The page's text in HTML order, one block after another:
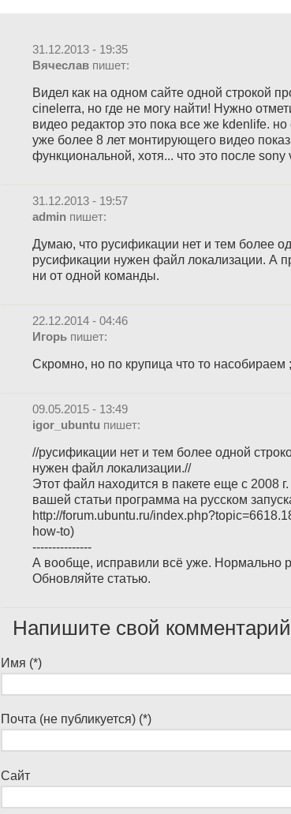
31.12.2013 - 19:35
Вячеслав пишет:
Видел как на одном сайте одной строкой
cinelerra, но где не могу найти! Нужно
видео редактор это пока все же kdenlife.
уже более 8 лет монтирующего видео
функциональной, хотя... что это после sony
31.12.2013 - 19:57
admin пишет:
Думаю, что русификации нет и тем более
русификации нужен файл локализации. А
ни от одной команды.
22.12.2014 - 04:46
Игорь пишет:
Скромно, но по крупица что то насобираем
09.05.2015 - 13:49
igor_ubuntu пишет:
//русификации нет и тем более одной
нужен файл локализации.//
Этот файл находится в пакете еще с 2008
вашей статьи программа на русском
http://forum.ubuntu.ru/
how-to)
---------------
А вообще, исправили всё уже. Нормально
Обновляйте статью.
Напишите свой
Имя (*)
Почта (не публикуется) (*)
Сайт